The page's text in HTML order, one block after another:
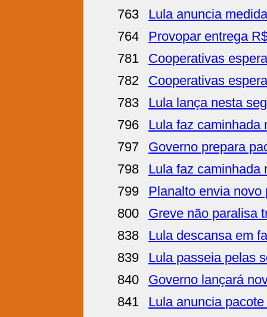
763
Lula anuncia
764
Provopar entrega
781
Cooperativas
782
Cooperativas
783
Lula lança nesta
796
Lula faz caminhada
797
Governo prepara
798
Lula faz caminhada
799
Planalto envia novo
800
Greve não paralisa
838
Lula descansa em
839
Lula passeia pelas
840
Governo lançará
841
Lula anuncia